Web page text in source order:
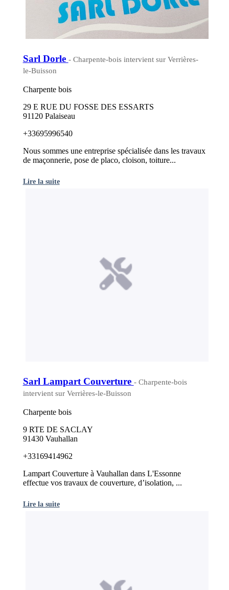
Sarl Dorle - Charpente-bois intervient sur Verrières-
le-Buisson
Charpente bois
29 E RUE DU FOSSE DES ESSARTS
91120 Palaiseau
+33695996540
Nous sommes une entreprise spécialisée dans les travaux
de maçonnerie, pose de placo, cloison, toiture...
Lire la suite
Sarl Lampart Couverture - Charpente-bois
intervient sur Verrières-le-Buisson
Charpente bois
9 RTE DE SACLAY
91430 Vauhallan
+33169414962
Lampart Couverture à Vauhallan dans L'Essonne
effectue vos travaux de couverture, d’isolation, ...
Lire la suite